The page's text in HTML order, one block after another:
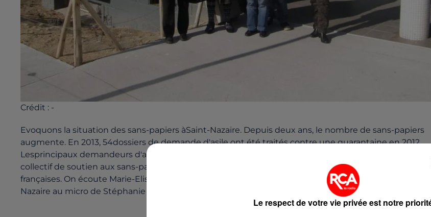
Crédit : -
Evoquons la situation des sans-papiers àSaint-Nazaire. Depuis deux ans, le nombre de sans-papiers
augmente. En 2013, 54dossiers de demande d'asile ont été traités contre une quarantaine en 2012.
Lesprincipaux demandeurs d'asile viennent d'Algérie et du Sénégal et de plus enplus d'Europe de
collectif de soutien aux sans-papiers les aide dansleurs démarches juridiques auprès des institutions
françaises. On écoute Marie-ElisabethAllaire, bénévole au sein du Collectif de soutien aux sans-
Nazaire au micro de Stéphanie Leborgne.
Le respect de votre vie privée est notre